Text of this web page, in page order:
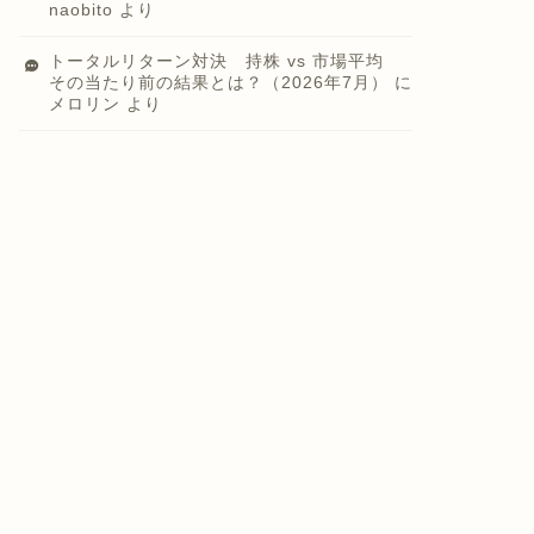
naobito より
トータルリターン対決 持株 vs 市場平均
その当たり前の結果とは？（2026年7月）
に
メロリン より